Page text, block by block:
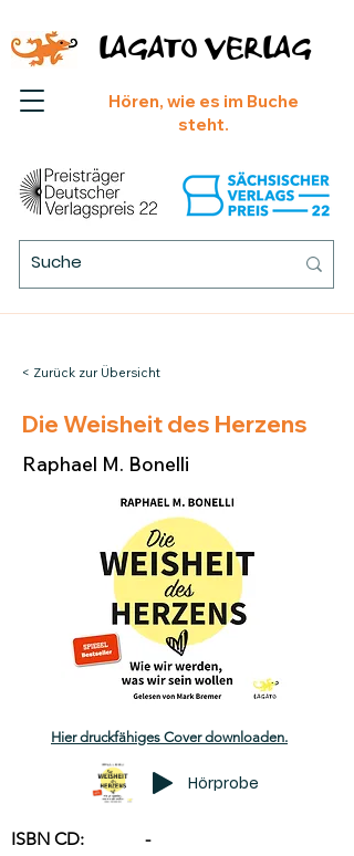
Hören, wie es im Buche
steht.
LAGATO VERLAG
< Zurück zur Übersicht
Die Weisheit des Herzens
Raphael M. Bonelli
Hier druckfähiges Cover downloaden.
Hörprobe
ISBN CD:
-